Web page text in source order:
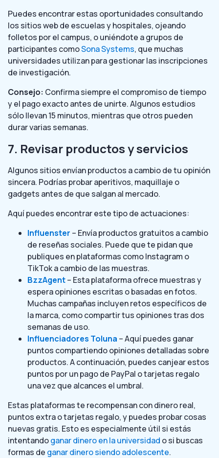
Puedes encontrar estas oportunidades consultando
los sitios web de escuelas y hospitales, ojeando
folletos por el campus, o uniéndote a grupos de
participantes comoSona Systems, que muchas
universidades utilizan para gestionar las inscripciones
de investigación.
Consejo: Confirma siempre el compromiso de tiempo
y el pago exacto antes de unirte. Algunos estudios
sólo llevan 15 minutos, mientras que otros pueden
durar varias semanas.
7. Revisar productos y servicios
Algunos sitios envían productos a cambio de tu opinión
sincera. Podrías probar aperitivos, maquillaje o
gadgets antes de que salgan al mercado.
Aquí puedes encontrar este tipo de actuaciones:
Influenster – Envía productos gratuitos a cambio
de reseñas sociales. Puede que te pidan que
publiques en plataformas como Instagram o
TikTok a cambio de las muestras.
BzzAgent– Esta plataforma ofrece muestras y
espera opiniones escritas o basadas en fotos.
Muchas campañas incluyen retos específicos de
la marca, como compartir tus opiniones tras dos
semanas de uso.
Influenciadores Toluna – Aquí puedes ganar
puntos compartiendo opiniones detalladas sobre
productos. A continuación, puedes canjear estos
puntos por un pago de PayPal o tarjetas regalo
una vez que alcances el umbral.
Estas plataformas te recompensan con dinero real,
puntos extra o tarjetas regalo, y puedes probar cosas
nuevas gratis. Esto es especialmente útil si estás
intentandoganar dinero en la universidad o si buscas
formas de ganar dinero siendo adolescente.